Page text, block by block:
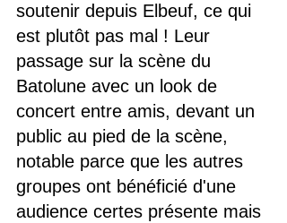
soutenir depuis Elbeuf, ce qui
est plutôt pas mal ! Leur
passage sur la scène du
Batolune avec un look de
concert entre amis, devant un
public au pied de la scène,
notable parce que les autres
groupes ont bénéficié d'une
audience certes présente mais